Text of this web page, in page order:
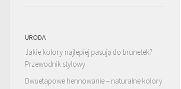
URODA
Jakie kolory najlepiej pasują do brunetek?
Przewodnik stylowy
Dwuetapowe hennowanie – naturalne kolory